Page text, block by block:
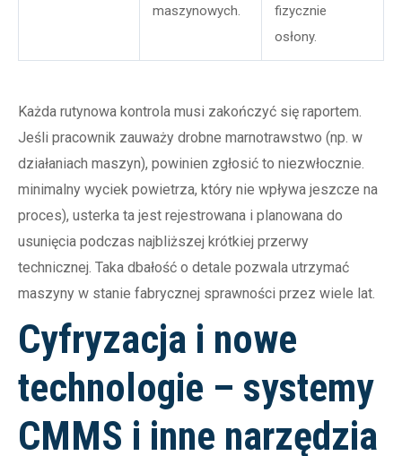
maszynowych.
fizycznie
osłony.
Każda rutynowa kontrola musi zakończyć się raportem.
Jeśli pracownik zauważy drobne marnotrawstwo (np. w
działaniach maszyn), powinien zgłosić to niezwłocznie.
minimalny wyciek powietrza, który nie wpływa jeszcze na
proces), usterka ta jest rejestrowana i planowana do
usunięcia podczas najbliższej krótkiej przerwy
technicznej. Taka dbałość o detale pozwala utrzymać
maszyny w stanie fabrycznej sprawności przez wiele lat.
Cyfryzacja i nowe
technologie – systemy
CMMS i inne narzędzia